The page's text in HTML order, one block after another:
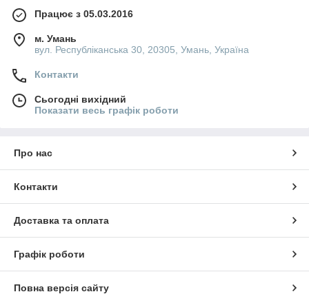
Працює з 05.03.2016
м. Умань
вул. Республіканська 30, 20305, Умань, Україна
Контакти
Сьогодні вихідний
Показати весь графік роботи
Про нас
Контакти
Доставка та оплата
Графік роботи
Повна версія сайту